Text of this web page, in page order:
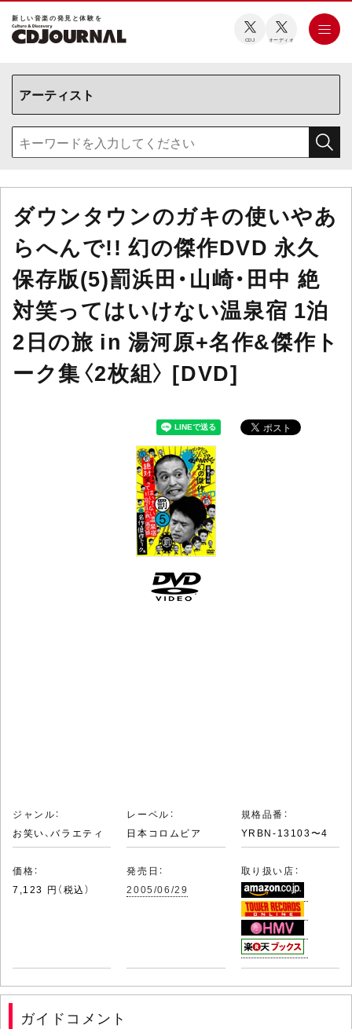
新しい⾳楽の発⾒と体験を
CDJ オーディオ
ダウンタウンのガキの使いやあ
らへんで!! 幻の傑作DVD 永久
保存版(5)罰浜田・山崎・田中 絶
対笑ってはいけない温泉宿 1泊
2日の旅 in 湯河原+名作&傑作ト
ーク集〈2枚組〉 [DVD]
ジャンル：
お笑い、バラエティ
レーベル：
日本コロムビア
規格品番：
YRBN-13103〜4
価格：
7,123 円（税込）
発売日：
2005/06/29
取り扱い店：
ガイドコメント